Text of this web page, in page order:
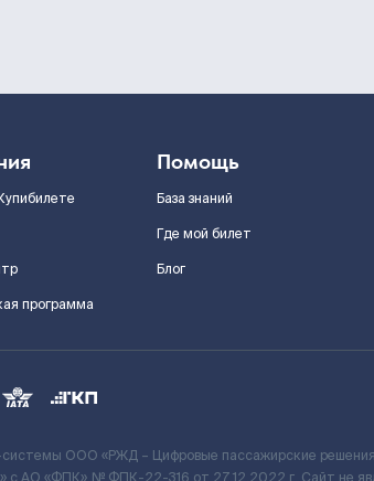
программа
Помощь
База знаний
Где мой билет
Блог
ООО «РЖД – Цифровые пассажирские